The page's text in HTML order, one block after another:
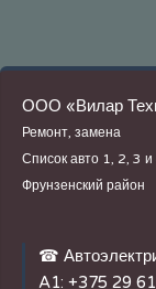
ООО «Вилар
Ремонт, замена
Список авто 1, 2, 3 и
Фрунзенский район
☎
A1: +375 29